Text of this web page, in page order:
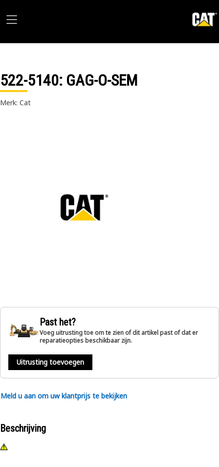
522-5140: GAG-O-SEM
Merk: Cat
Past het?
Voeg uitrusting toe om te zien of dit artikel past of dat er
reparatieopties beschikbaar zijn.
Uitrusting toevoegen
Meld u aan om uw klantprijs te bekijken
Beschrijving